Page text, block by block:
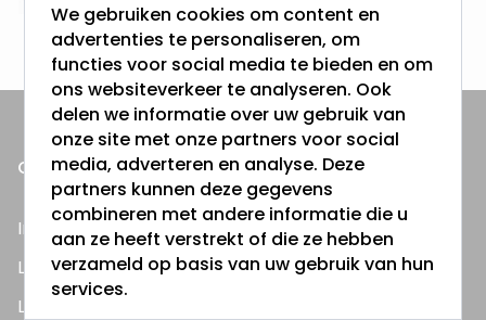
3000m2 - 60.000+ Producten
ONZE PRODUCTEN
Inbouwspots
LED Lampen
LED TL Buizen
We gebruiken cookies om content en
advertenties te personaliseren, om
functies voor social media te bieden en om
ons websiteverkeer te analyseren. Ook
delen we informatie over uw gebruik van
onze site met onze partners voor social
media, adverteren en analyse. Deze
partners kunnen deze gegevens
combineren met andere informatie die u
aan ze heeft verstrekt of die ze hebben
verzameld op basis van uw gebruik van hun
services.